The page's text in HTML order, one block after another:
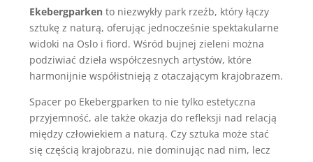
Ekebergparken to niezwykły park rzeźb, który łączy
sztukę z naturą, oferując jednocześnie spektakularne
widoki na Oslo i fiord. Wśród bujnej zieleni można
podziwiać dzieła współczesnych artystów, które
harmonijnie współistnieją z otaczającym krajobrazem.
Spacer po Ekebergparken to nie tylko estetyczna
przyjemność, ale także okazja do refleksji nad relacją
między człowiekiem a naturą. Czy sztuka może stać
się częścią krajobrazu, nie dominując nad nim, lecz